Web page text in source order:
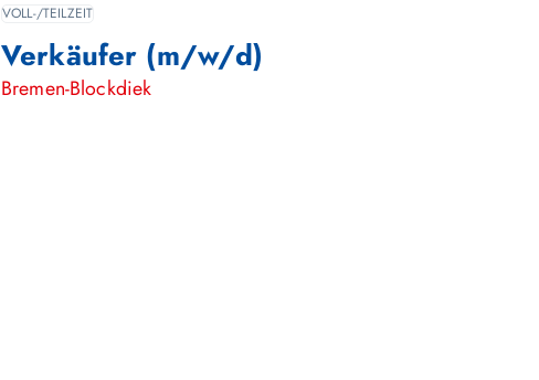
Verkäufer (m/w/d)
Bremen-Blockdiek
VOLL-/TEILZEIT